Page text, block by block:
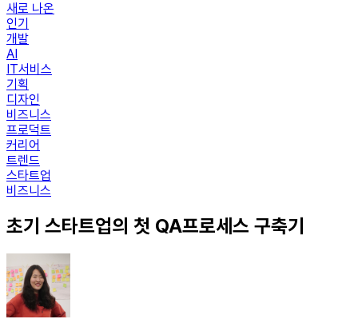
새로 나온
인기
개발
AI
IT서비스
기획
디자인
비즈니스
프로덕트
커리어
트렌드
스타트업
비즈니스
초기 스타트업의 첫 QA프로세스 구축기